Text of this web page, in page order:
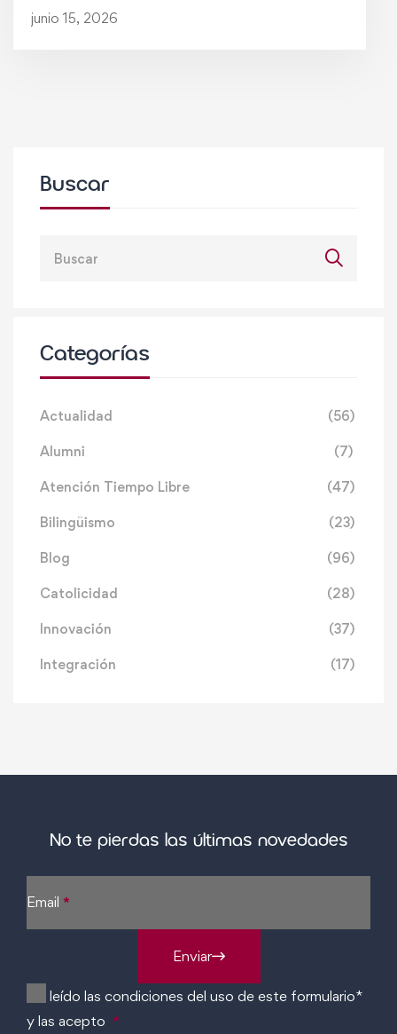
junio 15, 2026
Buscar
Categorías
Actualidad (56)
Alumni (7)
Atención Tiempo Libre (47)
Bilingüismo (23)
Blog (96)
Catolicidad (28)
Innovación (37)
Integración (17)
No te pierdas las últimas novedades
Email *
Enviar
He leído las condiciones del uso de este formulario*
y las acepto *